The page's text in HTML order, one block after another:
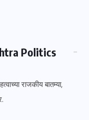
Politics
राजकीय बातम्या,